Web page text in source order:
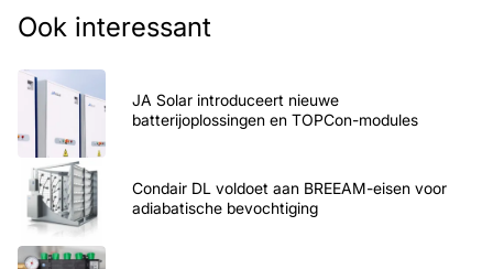
Ook interessant
JA Solar introduceert nieuwe
batterijoplossingen en TOPCon-modules
Condair DL voldoet aan BREEAM-eisen voor
adiabatische bevochtiging